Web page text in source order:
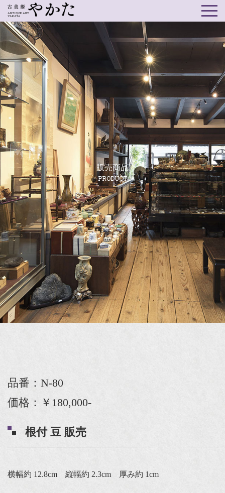
販売商品
PRODUCT
品番：N-80
価格：￥180,000-
根付 豆 販売
横幅約 12.8cm 縦幅約 2.3cm 厚み約 1cm